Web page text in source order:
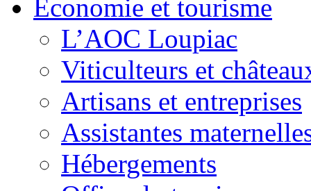
Économie et tourisme
L’AOC Loupiac
Viticulteurs et
Artisans et entreprises
Assistantes
Hébergements